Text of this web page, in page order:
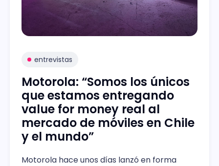
entrevistas
Motorola: “Somos los únicos
que estamos entregando
value for money real al
mercado de móviles en Chile
y el mundo”
Motorola hace unos días lanzó en forma